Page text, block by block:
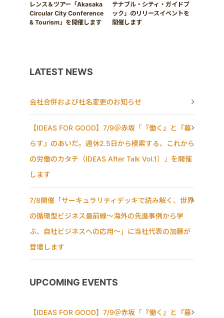
レンス＆ツアー「Akasaka
Circular City Conference
& Tourism」を開催します
テナブル・シティ・ガイドブ
ック」のリリースイベントを
開催します
LATEST NEWS
会社合併および社名変更のお知らせ
【IDEAS FOR GOOD】7/9＠赤坂「『働く』と『暮
らす』のあいだ。週休2.5日から模索する、これから
の労働のカタチ（IDEAS After Talk Vol.1）」を開催
します
7/8開催「サーキュラリティデッキで読み解く、世界
の循環型ビジネス最前線〜海外の先進事例から学
ぶ、自社ビジネスへの応用〜」に当社代表の加藤が
登壇します
UPCOMING EVENTS
【IDEAS FOR GOOD】7/9＠赤坂「『働く』と『暮